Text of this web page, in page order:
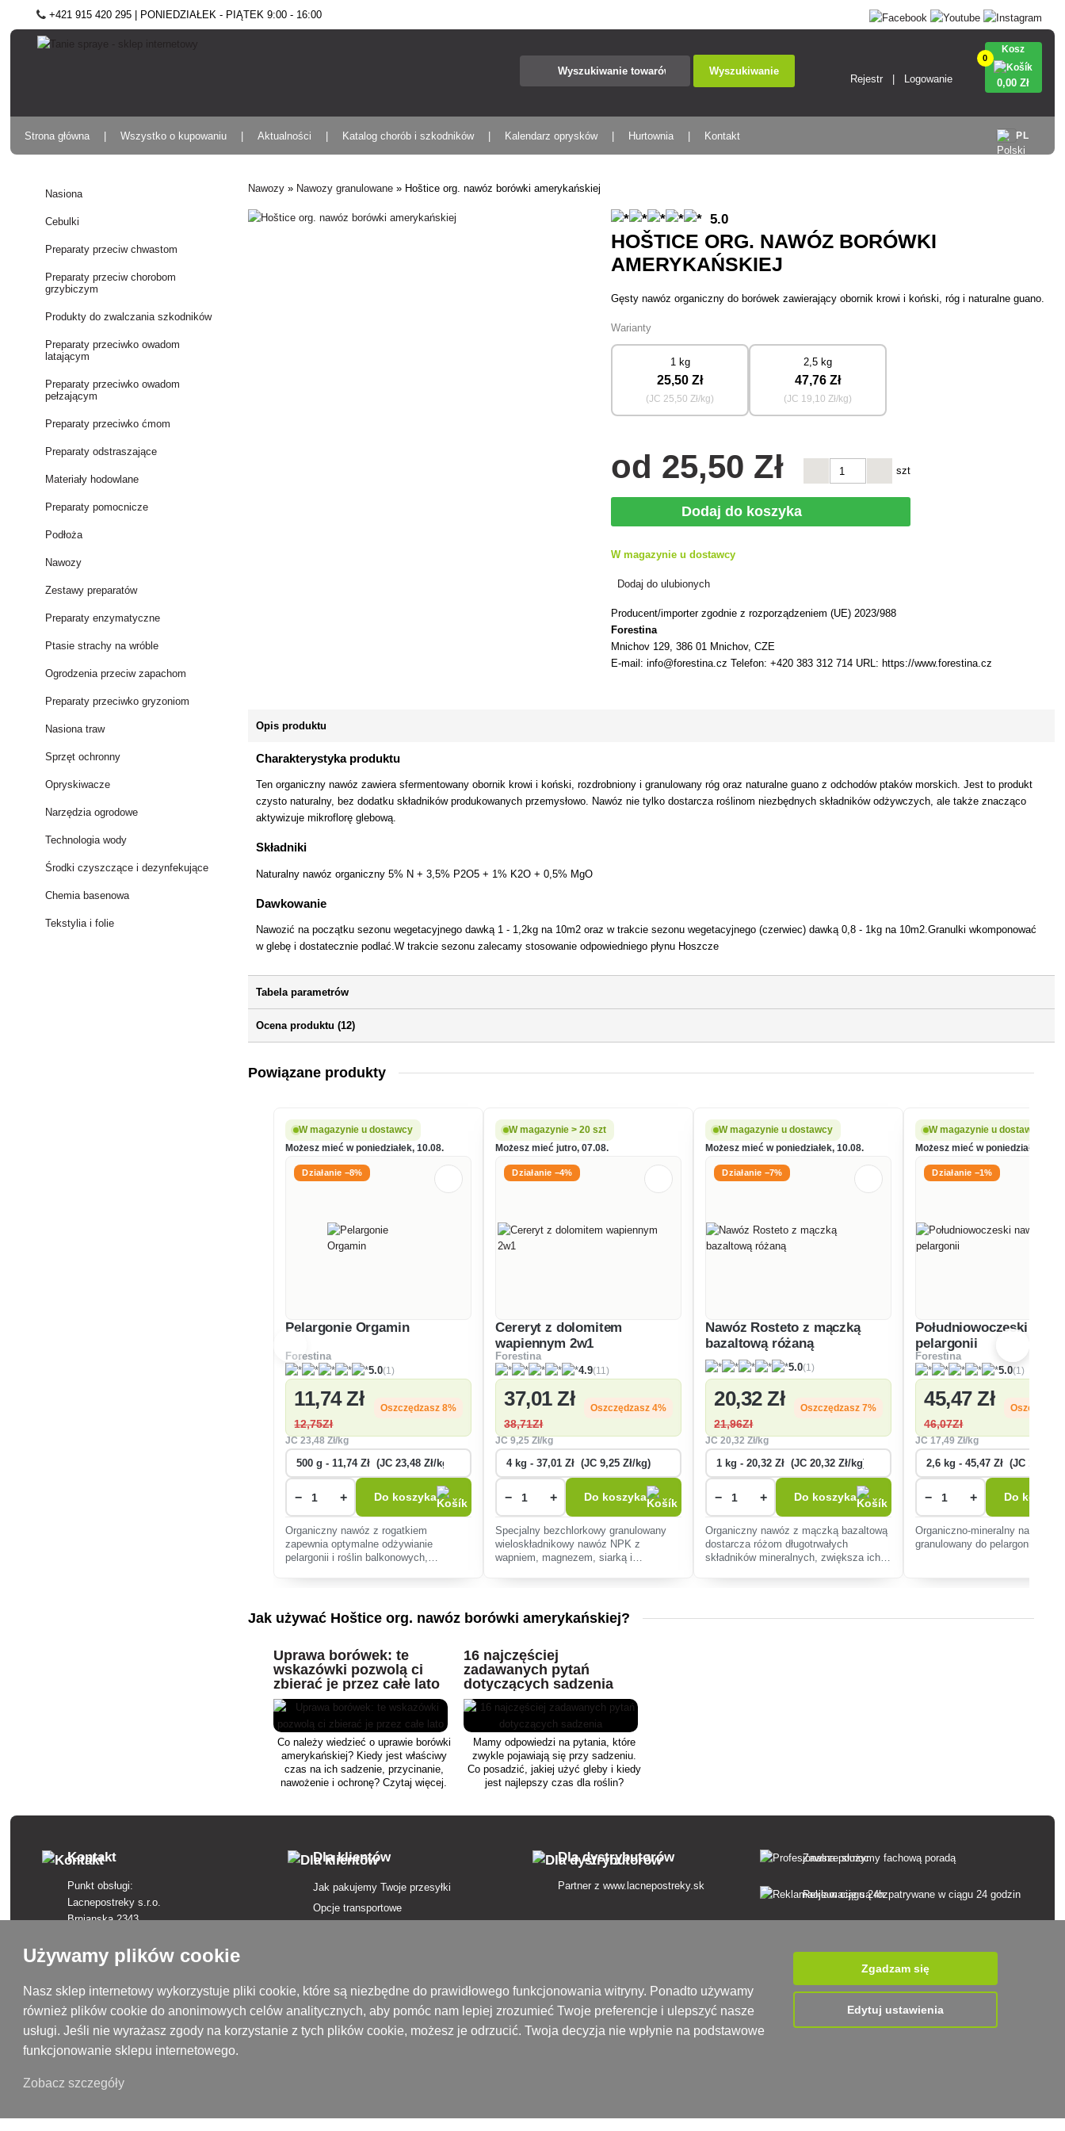
+421 915 420 295 | PONIEDZIAŁEK - PIĄTEK 9:00 - 16:00
Wyszukiwanie
Rejestr Logowanie
0
Kosz
0,00 Zł
PL
Strona główna Wszystko o kupowaniu Aktualności Katalog chorób i szkodników Kalendarz oprysków Hurtownia Kontakt
Nasiona
Cebulki
Preparaty przeciw chwastom
Preparaty przeciw chorobom
grzybiczym
Produkty do zwalczania szkodników
Preparaty przeciwko owadom
latającym
Preparaty przeciwko owadom
pełzającym
Preparaty przeciwko ćmom
Preparaty odstraszające
Materiały hodowlane
Preparaty pomocnicze
Podłoża
Nawozy
Zestawy preparatów
Preparaty enzymatyczne
Ptasie strachy na wróble
Ogrodzenia przeciw zapachom
Preparaty przeciwko gryzoniom
Nasiona traw
Sprzęt ochronny
Opryskiwacze
Narzędzia ogrodowe
Technologia wody
Środki czyszczące i dezynfekujące
Chemia basenowa
Tekstylia i folie
Nawozy » Nawozy granulowane » Hoštice org. nawóz borówki amerykańskiej
5.0
HOŠTICE ORG. NAWÓZ BORÓWKI
AMERYKAŃSKIEJ
Gęsty nawóz organiczny do borówek zawierający obornik krowi i koński, róg i naturalne guano.
Warianty
1 kg
25,50 Zł
(JC 25,50 Zł/kg)
2,5 kg
47,76 Zł
(JC 19,10 Zł/kg)
od 25,50 Zł szt
Dodaj do koszyka
W magazynie u dostawcy
Dodaj do ulubionych
Producent/importer zgodnie z rozporządzeniem (UE) 2023/988
Forestina
Mnichov 129, 386 01 Mnichov, CZE
E-mail: info@forestina.cz Telefon: +420 383 312 714 URL: https://www.forestina.cz
Opis produktu
Charakterystyka produktu
Ten organiczny nawóz zawiera sfermentowany obornik krowi i koński, rozdrobniony i granulowany róg oraz naturalne guano z odchodów ptaków morskich. Jest to produkt
czysto naturalny, bez dodatku składników produkowanych przemysłowo. Nawóz nie tylko dostarcza roślinom niezbędnych składników odżywczych, ale także znacząco
aktywizuje mikroflorę glebową.
Składniki
Naturalny nawóz organiczny 5% N + 3,5% P2O5 + 1% K2O + 0,5% MgO
Dawkowanie
Nawozić na początku sezonu wegetacyjnego dawką 1 - 1,2kg na 10m2 oraz w trakcie sezonu wegetacyjnego (czerwiec) dawką 0,8 - 1kg na 10m2.Granulki wkomponować
w glebę i dostatecznie podlać.W trakcie sezonu zalecamy stosowanie odpowiedniego płynu Hoszcze
Tabela parametrów
Ocena produktu (12)
Powiązane produkty
W magazynie u dostawcy
Możesz mieć w poniedziałek, 10.08.
Działanie −8%
Pelargonie Orgamin
Forestina
5.0(1)
11,74 Zł
12,75Zł
Oszczędzasz 8%
JC23,48 Zł/kg
− + Do koszyka
Organiczny nawóz z rogatkiem
zapewnia optymalne odżywianie
pelargonii i roślin balkonowych,
W magazynie > 20 szt
Możesz mieć jutro, 07.08.
Działanie −4%
Cereryt z dolomitem
wapiennym 2w1
Forestina
4.9(11)
37,01 Zł
38,71Zł
Oszczędzasz 4%
JC9,25 Zł/kg
− + Do koszyka
Specjalny bezchlorkowy granulowany
wieloskładnikowy nawóz NPK z
wapniem, magnezem, siarką i
W magazynie u dostawcy
Możesz mieć w poniedziałek, 10.08.
Działanie −7%
Nawóz Rosteto z mączką
bazaltową różaną
5.0(1)
20,32 Zł
21,96Zł
Oszczędzasz 7%
JC20,32 Zł/kg
− + Do koszyka
Organiczny nawóz z mączką bazaltową
dostarcza różom długotrwałych
składników mineralnych, zwiększa ich
W magazynie u dostawcy
Możesz mieć w poniedziałek,
Działanie −1%
Południowoczeski
pelargonii
Forestina
5.0(1)
45,47 Zł
46,07Zł
JC17,49 Zł/kg
− + Do
Organiczno-mineralny nawóz
granulowany do pelargonii.
Jak używać Hoštice org. nawóz borówki amerykańskiej?
Uprawa borówek: te
wskazówki pozwolą ci
zbierać je przez całe lato
Co należy wiedzieć o uprawie borówki
amerykańskiej? Kiedy jest właściwy
czas na ich sadzenie, przycinanie,
nawożenie i ochronę? Czytaj więcej.
16 najczęściej
zadawanych pytań
dotyczących sadzenia
Mamy odpowiedzi na pytania, które
zwykle pojawiają się przy sadzeniu.
Co posadzić, jakiej użyć gleby i kiedy
jest najlepszy czas dla roślin?
Kontakt
Punkt obsługi:
Lacnepostreky s.r.o.
Brnianska 2343
+421 915 420 295
kontakt@lacnepostreky.sk
Pon - Pt 9:00 - 16:00
Siedziba firmy:
Lacnepostreky s.r.o.
831 54 Bratislava, Słowacja
Dla klientów
Jak pakujemy Twoje przesyłki
Opcje transportowe
Odstąpienie od umowy tutaj
Ubezpieczenie przesyłki
Polityka prywatności
Dla dystrybutorów
Partner zwww.lacnepostreky.sk
Zawsze służymy fachową poradą
Reklamacje są rozpatrywane w ciągu 24 godzin
Dostawa w ciągu 24 godzin od poniedziałku do
piątku
Używamy plików cookie
Nasz sklep internetowy wykorzystuje pliki cookie, które są niezbędne do prawidłowego funkcjonowania witryny. Ponadto używamy
również plików cookie do anonimowych celów analitycznych, aby pomóc nam lepiej zrozumieć Twoje preferencje i ulepszyć nasze
usługi. Jeśli nie wyrażasz zgody na korzystanie z tych plików cookie, możesz je odrzucić. Twoja decyzja nie wpłynie na podstawowe
funkcjonowanie sklepu internetowego.
Zobacz szczegóły
Zgadzam się
Edytuj ustawienia